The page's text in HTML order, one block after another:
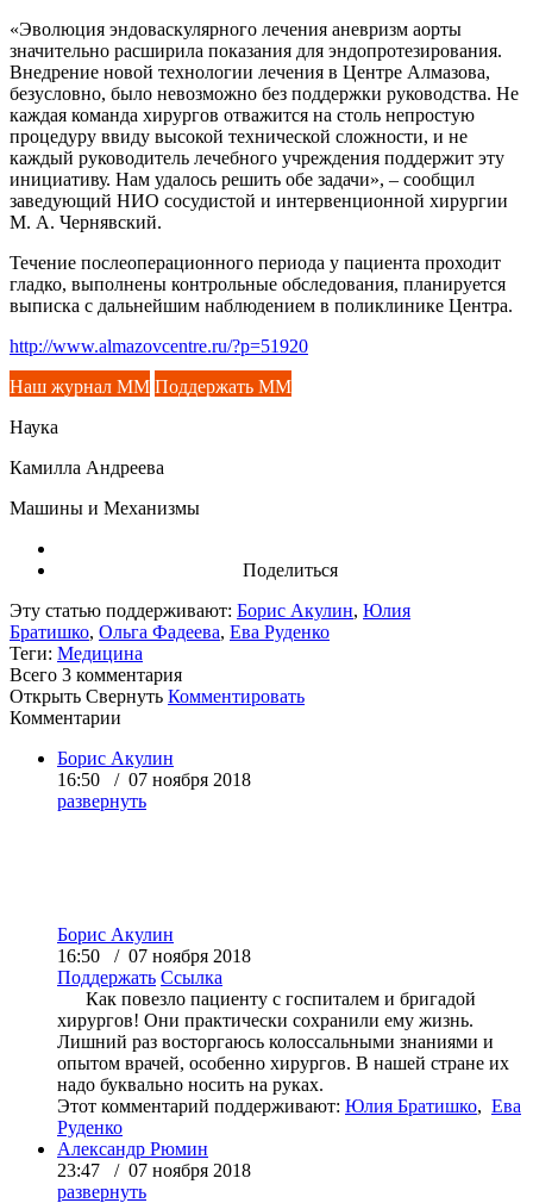
«Эволюция эндоваскулярного лечения аневризм аорты
значительно расширила показания для эндопротезирования.
Внедрение новой технологии лечения в Центре Алмазова,
безусловно, было невозможно без поддержки руководства. Не
каждая команда хирургов отважится на столь непростую
процедуру ввиду высокой технической сложности, и не
каждый руководитель лечебного учреждения поддержит эту
инициативу. Нам удалось решить обе задачи», – сообщил
заведующий НИО сосудистой и интервенционной хирургии
М. А. Чернявский.
Течение послеоперационного периода у пациента проходит
гладко, выполнены контрольные обследования, планируется
выписка с дальнейшим наблюдением в поликлинике Центра.
http://www.almazovcentre.ru/?p=51920
Наш журнал ММ Поддержать ММ
Наука
Камилла Андреева
Машины и Механизмы
Поделиться
Эту статью поддерживают: Борис Акулин, Юлия
Братишко, Ольга Фадеева, Ева Руденко
Теги: Медицина
Всего 3 комментария
Открыть Свернуть Комментировать
Комментарии
Борис Акулин
16:50 / 07 ноября 2018
развернуть
Борис Акулин
16:50 / 07 ноября 2018
Поддержать Ссылка
Как повезло пациенту с госпиталем и бригадой
хирургов! Они практически сохранили ему жизнь.
Лишний раз восторгаюсь колоссальными знаниями и
опытом врачей, особенно хирургов. В нашей стране их
надо буквально носить на руках.
Этот комментарий поддерживают: Юлия Братишко, Ева
Руденко
Александр Рюмин
23:47 / 07 ноября 2018
развернуть